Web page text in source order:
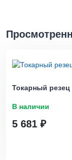
Токарный резец
В наличии
5 681 ₽